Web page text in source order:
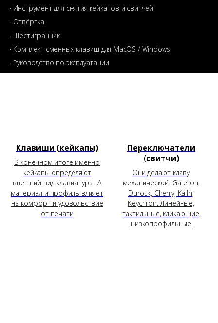
· Инструмент для снятия кейкапов и свитчей
· Отвёртка
· Шестигранник
· Комплект сменных клавиш для MacOS / Windows
· Руководство по эксплуатации
Клавиши (кейкапы)
В конечном итоге именно
кейкапы определяют
внешний вид клавиатуры. А
материал и профиль влияет
на комфорт и удовольствие
от печати
Переключатели
(свитчи)
Они делают клаву
механической. Gateron,
Durock, Cherry, Kailh,
Keychron. Линейные,
тактильные, кликающие,
низкопрофильные